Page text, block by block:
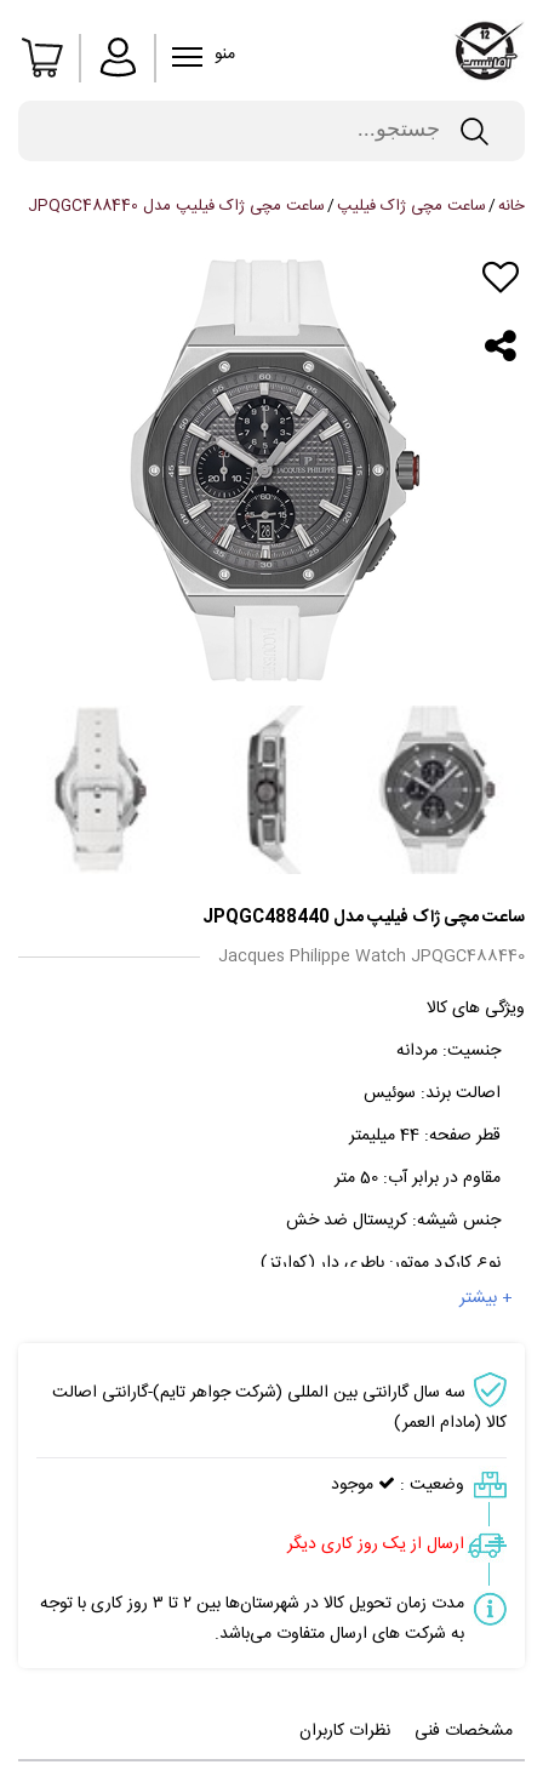
منو
خانه ساعت مچی ژاک فیلیپ ساعت مچی ژاک فیلیپ مدل JPQGC488440
ساعت مچی ژاک فیلیپ مدل JPQGC488440
Jacques Philippe Watch JPQGC488440
ویژگی های کالا
جنسیت: مردانه
اصالت برند: سوئیس
قطر صفحه: 44 میلیمتر
مقاوم در برابر آب: 50 متر
جنس شیشه: کریستال ضد خش
نوع کارکرد موتور: باطری دار (کوارتز)
+ بیشتر
سه سال گارانتی بین المللی (شرکت جواهر تایم)-گارانتی اصالت
کالا (مادام العمر)
وضعیت : موجود
ارسال از یک روز کاری دیگر
مدت زمان تحویل کالا در شهرستان‌ها بین ۲ تا ۳ روز کاری با توجه
به شرکت های ارسال متفاوت می‌باشد.
مشخصات فنی نظرات کاربران